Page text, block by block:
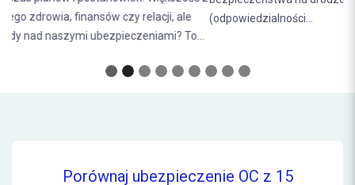
decyzja, która ma bezpośredni wpływ na nasze finanse i poczucie
bezpieczeństwa na drodze. Ubezpieczenie OC